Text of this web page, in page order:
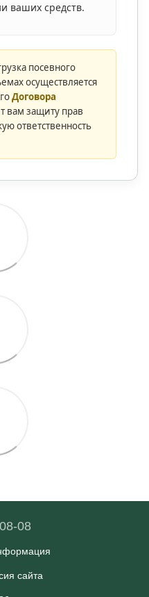
ваших средств.
посевного
осуществляется
Договора
вам защиту прав
ответственность
08
сайта